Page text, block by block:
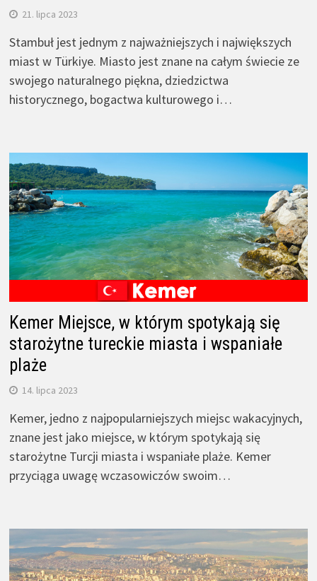
21. lipca 2023
Stambuł jest jednym z najważniejszych i największych
miast w Türkiye. Miasto jest znane na całym świecie ze
swojego naturalnego piękna, dziedzictwa
historycznego, bogactwa kulturowego i…
Kemer Miejsce, w którym spotykają się
starożytne tureckie miasta i wspaniałe
plaże
14. lipca 2023
Kemer, jedno z najpopularniejszych miejsc wakacyjnych,
znane jest jako miejsce, w którym spotykają się
starożytne Turcji miasta i wspaniałe plaże. Kemer
przyciąga uwagę wczasowiczów swoim…